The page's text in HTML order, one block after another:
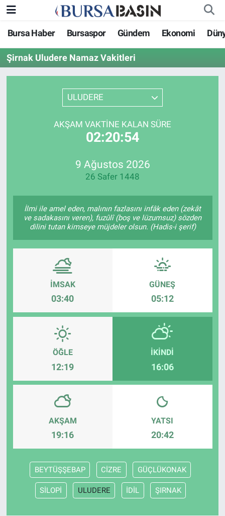
Bursa Haber Bursaspor Gündem Ekonomi
Şirnak Uludere Namaz Vakitleri
ULUDERE
AKŞAM VAKTINE KALAN SÜRE
02:20:54
9 Ağustos 2026
26 Safer 1448
İlmi ile amel eden, malının fazlasını infâk eden (zekât
ve sadakasını veren), fuzûlî (boş ve lüzumsuz) sözden
dilini tutan kimseye müjdeler olsun. (Hadis-i şerif)
İMSAK
03:40
GÜNEŞ
05:12
ÖĞLE
12:19
İKINDI
16:06
AKŞAM
19:16
YATSI
20:42
BEYTÜŞŞEBAP CİZRE GÜÇLÜKONAK
SİLOPİ ULUDERE İDİL ŞIRNAK
Bursa Haber
Genel
KÜLTÜR-SANAT
Gündem
Eğitim
Ekonomi
Teknoloji
Magazin
Siyaset
Yaşam
Spor
Nöbetçi Eczaneler
Bursa Nöbetçi Eczaneler
Bursa Hava Durumu
Bursa Namaz Vakitleri
Süper Lig Puan Durumu ve Fikstür
Tüm Manşetler
Haber Arşivi